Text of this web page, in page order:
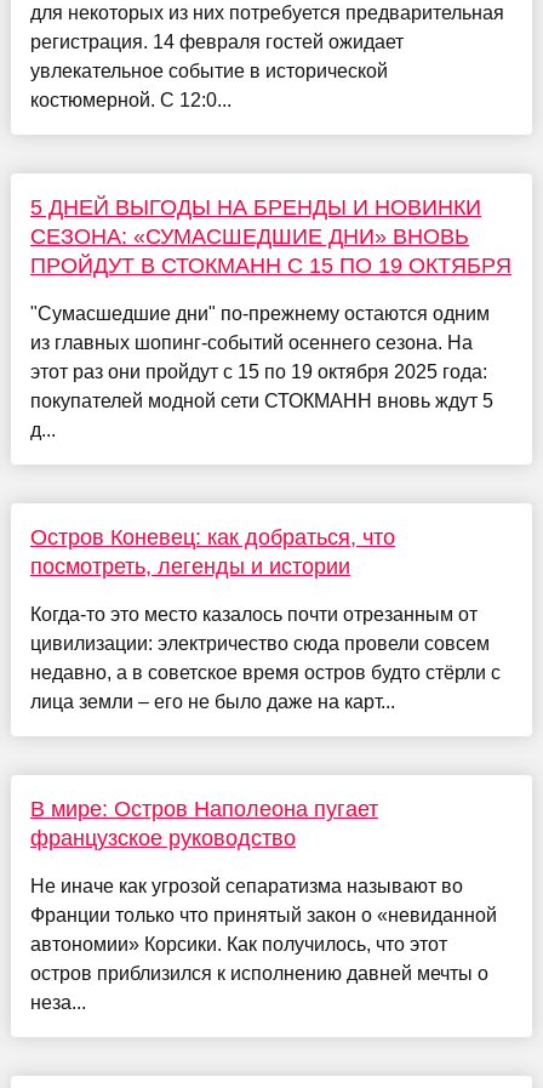
для некоторых из них потребуется предварительная
регистрация. 14 февраля гостей ожидает
увлекательное событие в исторической
костюмерной. С 12:0...
5 ДНЕЙ ВЫГОДЫ НА БРЕНДЫ И НОВИНКИ
СЕЗОНА: «СУМАСШЕДШИЕ ДНИ» ВНОВЬ
ПРОЙДУТ В СТОКМАНН С 15 ПО 19 ОКТЯБРЯ
"Сумасшедшие дни" по-прежнему остаются одним
из главных шопинг-событий осеннего сезона. На
этот раз они пройдут с 15 по 19 октября 2025 года:
покупателей модной сети СТОКМАНН вновь ждут 5
д...
Остров Коневец: как добраться, что
посмотреть, легенды и истории
Когда-то это место казалось почти отрезанным от
цивилизации: электричество сюда провели совсем
недавно, а в советское время остров будто стёрли с
лица земли – его не было даже на карт...
В мире: Остров Наполеона пугает
французское руководство
Не иначе как угрозой сепаратизма называют во
Франции только что принятый закон о «невиданной
автономии» Корсики. Как получилось, что этот
остров приблизился к исполнению давней мечты о
неза...